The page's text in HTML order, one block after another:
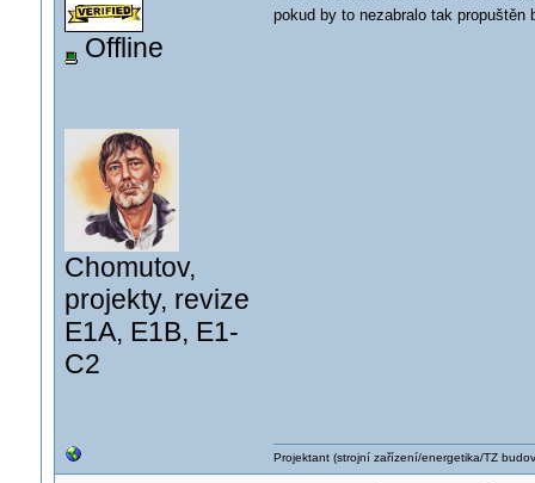
Offline
Chomutov,
projekty, revize
E1A, E1B, E1-
C2
pokud by to nezabralo tak
Projektant (strojní zařízení/energetika/TZ